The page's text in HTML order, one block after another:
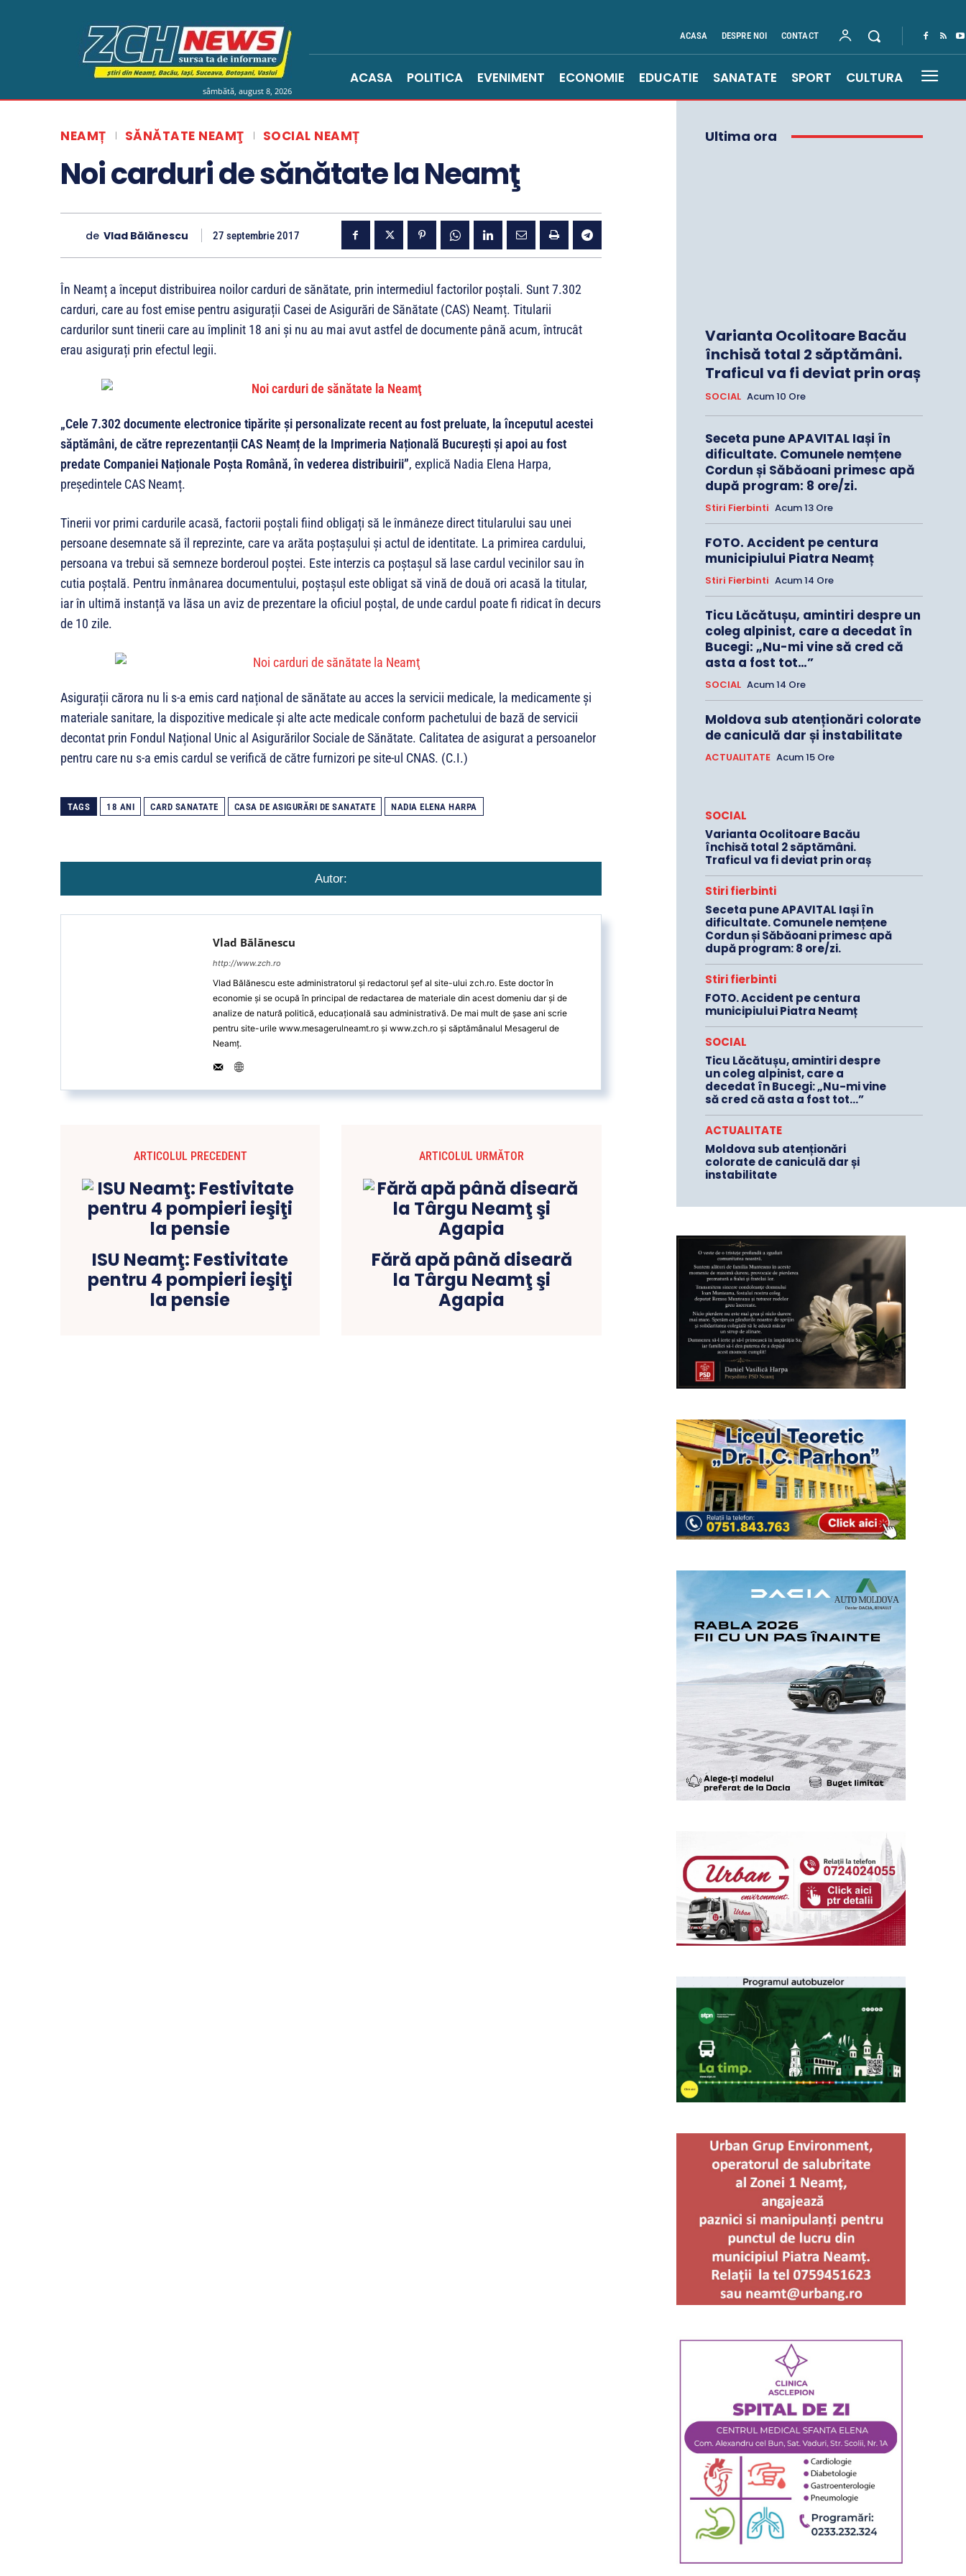
sâmbătă, august 8, 2026
ACASA DESPRE NOI CONTACT
ACASA POLITICA EVENIMENT ECONOMIE EDUCATIE SANATATE SPORT CULTURA
NEAMȚ SĂNĂTATE NEAMŢ SOCIAL NEAMȚ
Noi carduri de sănătate la Neamţ
de Vlad Bălănescu 27 septembrie 2017
În Neamț a început distribuirea noilor carduri de sănătate, prin intermediul factorilor poștali. Sunt 7.302
carduri, care au fost emise pentru asigurații Casei de Asigurări de Sănătate (CAS) Neamț. Titularii
cardurilor sunt tinerii care au împlinit 18 ani și nu au mai avut astfel de documente până acum, întrucât
erau asigurați prin efectul legii.
„Cele 7.302 documente electronice tipărite și personalizate recent au fost preluate, la începutul acestei
săptămâni, de către reprezentanții CAS Neamț de la Imprimeria Națională București și apoi au fost
predate Companiei Naționale Poșta Română, în vederea distribuirii”, explică Nadia Elena Harpa,
președintele CAS Neamț.
Tinerii vor primi cardurile acasă, factorii poștali fiind obligați să le înmâneze direct titularului sau unei
persoane desemnate să îl reprezinte, care va arăta poștașului și actul de identitate. La primirea cardului,
persoana va trebui să semneze borderoul poștei. Este interzis ca poștașul să lase cardul vecinilor sau în
cutia poștală. Pentru înmânarea documentului, poștașul este obligat să vină de două ori acasă la titular,
iar în ultimă instanță va lăsa un aviz de prezentare la oficiul poștal, de unde cardul poate fi ridicat în decurs
de 10 zile.
Asigurații cărora nu li s-a emis card național de sănătate au acces la servicii medicale, la medicamente și
materiale sanitare, la dispozitive medicale și alte acte medicale conform pachetului de bază de servicii
decontat prin Fondul Național Unic al Asigurărilor Sociale de Sănătate. Calitatea de asigurat a persoanelor
pentru care nu s-a emis cardul se verifică de către furnizori pe site-ul CNAS. (C.I.)
TAGS 18 ANI CARD SANATATE CASA DE ASIGURĂRI DE SANATATE NADIA ELENA HARPA
Autor:
Vlad Bălănescu
http://www.zch.ro
Vlad Bălănescu este administratorul și redactorul șef al site-ului zch.ro. Este doctor în
economie și se ocupă în principal de redactarea de materiale din acest domeniu dar și de
analize de natură politică, educațională sau administrativă. De mai mult de șase ani scrie
pentru site-urile www.mesagerulneamt.ro și www.zch.ro și săptămânalul Mesagerul de
Neamț.
ARTICOLUL PRECEDENT
ISU Neamţ: Festivitate
pentru 4 pompieri ieşiţi
la pensie
ARTICOLUL URMĂTOR
Fără apă până diseară
la Târgu Neamţ şi
Agapia
Ultima ora
Varianta Ocolitoare Bacău
închisă total 2 săptămâni.
Traficul va fi deviat prin oraș
SOCIAL Acum 10 Ore
Seceta pune APAVITAL Iași în
dificultate. Comunele nemțene
Cordun și Săbăoani primesc apă
după program: 8 ore/zi.
Stiri Fierbinti Acum 13 Ore
FOTO. Accident pe centura
municipiului Piatra Neamț
Stiri Fierbinti Acum 14 Ore
Ticu Lăcătușu, amintiri despre un
coleg alpinist, care a decedat în
Bucegi: „Nu-mi vine să cred că
asta a fost tot…”
SOCIAL Acum 14 Ore
Moldova sub atenționări colorate
de caniculă dar și instabilitate
ACTUALITATE Acum 15 Ore
SOCIAL
Varianta Ocolitoare Bacău
închisă total 2 săptămâni.
Traficul va fi deviat prin oraș
Stiri fierbinti
Seceta pune APAVITAL Iași în
dificultate. Comunele nemțene
Cordun și Săbăoani primesc apă
după program: 8 ore/zi.
Stiri fierbinti
FOTO. Accident pe centura
municipiului Piatra Neamț
SOCIAL
Ticu Lăcătușu, amintiri despre
un coleg alpinist, care a
decedat în Bucegi: „Nu-mi vine
să cred că asta a fost tot…”
ACTUALITATE
Moldova sub atenționări
colorate de caniculă dar și
instabilitate